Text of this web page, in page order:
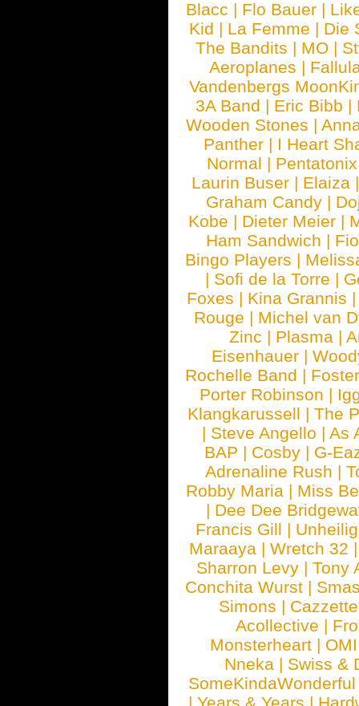
Blacc | Flo Bauer |
Kid | La Femme | Die
The Bandits | MO |
Aeroplanes |
Vandenbergs
3A Band | Eric Bibb |
Wooden Stones |
Panther | I Heart
Normal | Pentatonix
Laurin Buser | Elaiza
Graham Candy |
Kobe | Dieter Meier |
Ham Sandwich |
Bingo Players |
| Sofi de la Torre |
Foxes | Kina Grannis
Rouge | Michel van
Zinc | Plasma |
Eisenhauer |
Rochelle Band |
Porter Robinson |
Klangkarussell |The
| Steve Angello |As
BAP | Cosby | G-
Adrenaline Rush |
Robby Maria | Miss
| Dee Dee
Francis Gill | Unheilig
Maraaya | Wretch 32
Sharron Levy |Tony
Conchita Wurst |
Simons | Cazzette
Acollective |
Monsterheart | OMI
Nneka | Swiss &
SomeKindaWonderful